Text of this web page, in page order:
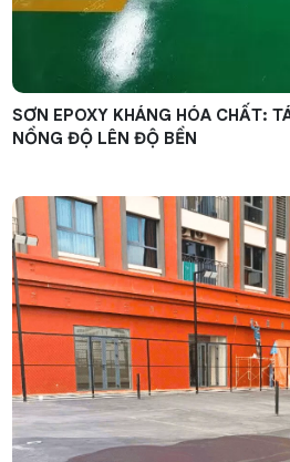
SƠN EPOXY KHÁNG HÓA CHẤT:
NỒNG ĐỘ LÊN ĐỘ BỀN